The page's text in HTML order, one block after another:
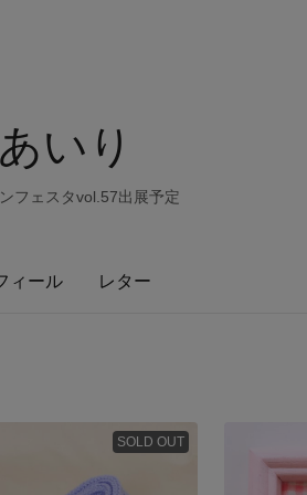
いり
フェスタvol.57出展予定
ィール レター
SOLD OUT